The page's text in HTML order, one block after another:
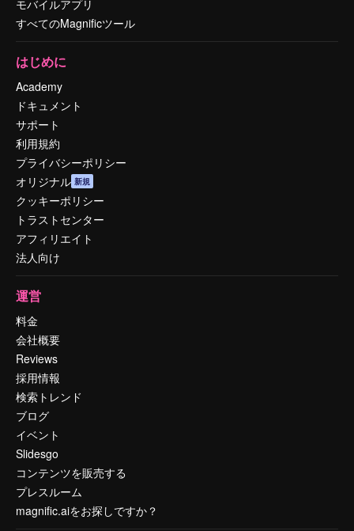
モバイルアプリ
すべてのMagnificツール
はじめに
Academy
ドキュメント
サポート
利用規約
プライバシーポリシー
オリジナル 新規
クッキーポリシー
トラストセンター
アフィリエイト
法人向け
運営
料金
会社概要
Reviews
採用情報
検索トレンド
ブログ
イベント
Slidesgo
コンテンツを販売する
プレスルーム
magnific.aiをお探しですか？